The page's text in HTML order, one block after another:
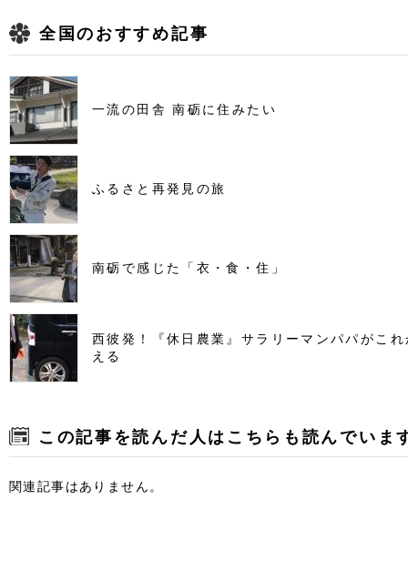
全国のおすすめ記事
一流の田舎 南砺に住みたい
ふるさと再発見の旅
南砺で感じた「衣・食・住」
西彼発！『休日農業』サラリーマンパパがこ
える
この記事を読んだ人はこちらも読んでいま
関連記事はありません。